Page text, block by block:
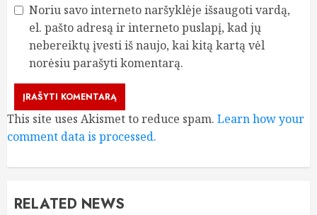
Noriu savo interneto naršyklėje išsaugoti vardą,
el. pašto adresą ir interneto puslapį, kad jų
nebereiktų įvesti iš naujo, kai kitą kartą vėl
norėsiu parašyti komentarą.
This site uses Akismet to reduce spam. Learn how your
comment data is processed.
RELATED NEWS